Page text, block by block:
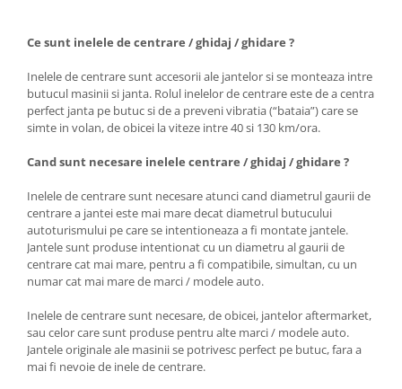
Ce sunt inelele de centrare / ghidaj / ghidare ?
Inelele de centrare sunt accesorii ale jantelor si se monteaza intre
butucul masinii si janta. Rolul inelelor de centrare este de a centra
perfect janta pe butuc si de a preveni vibratia (“bataia”) care se
simte in volan, de obicei la viteze intre 40 si 130 km/ora.
Cand sunt necesare inelele centrare / ghidaj / ghidare ?
Inelele de centrare sunt necesare atunci cand diametrul gaurii de
centrare a jantei este mai mare decat diametrul butucului
autoturismului pe care se intentioneaza a fi montate jantele.
Jantele sunt produse intentionat cu un diametru al gaurii de
centrare cat mai mare, pentru a fi compatibile, simultan, cu un
numar cat mai mare de marci / modele auto.
Inelele de centrare sunt necesare, de obicei, jantelor aftermarket,
sau celor care sunt produse pentru alte marci / modele auto.
Jantele originale ale masinii se potrivesc perfect pe butuc, fara a
mai fi nevoie de inele de centrare.